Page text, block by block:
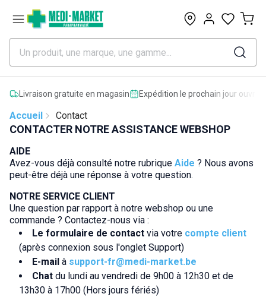
0
Livraison gratuite en magasin Expédition le prochain jour
Accueil Contact
CONTACTER NOTRE ASSISTANCE WEBSHOP
AIDE
Avez-vous déjà consulté notre rubrique Aide ? Nous avons
peut-être déjà une réponse à votre question.
NOTRE SERVICE CLIENT
Une question par rapport à notre webshop ou une
commande ? Contactez-nous via :
Le formulaire de contact via votre compte client
(après connexion sous l'onglet Support)
E-mail à support-fr@medi-market.be
Chat du lundi au vendredi de 9h00 à 12h30 et de
13h30 à 17h00 (Hors jours fériés)